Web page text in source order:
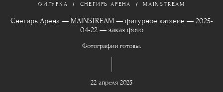
ФИГУРКА СНЕГИРЬ АРЕНА MAINSTREAM
Снегирь Арена — MAINSTREAM — фигурное катание — 2025-
04-22 — заказ фото
Фотографии готовы.
22 апреля 2025